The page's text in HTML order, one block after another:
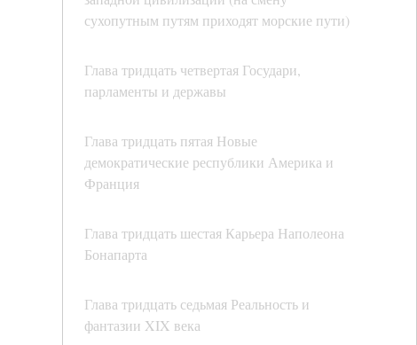
сухопутным путям приходят морские пути)
Глава тридцать четвертая Государи,
парламенты и державы
Глава тридцать пятая Новые
демократические республики Америка и
Франция
Глава тридцать шестая Карьера Наполеона
Бонапарта
Глава тридцать седьмая Реальность и
фантазии XIX века